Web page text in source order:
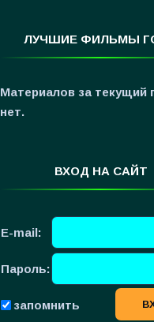
ЛУЧШИЕ ФИЛЬМЫ
Материалов за текущий
нет.
ВХОД НА САЙТ
E-mail:
Пароль:
запомнить